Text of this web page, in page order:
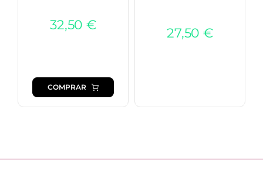
32,50 €
COMPRAR
27,50 €